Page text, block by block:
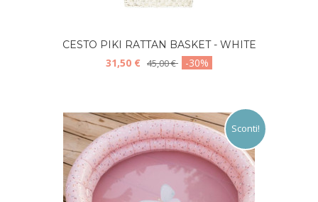
CESTO PIKI RATTAN BASKET - WHITE
31,50 € 45,00 € -30%
Sconti!